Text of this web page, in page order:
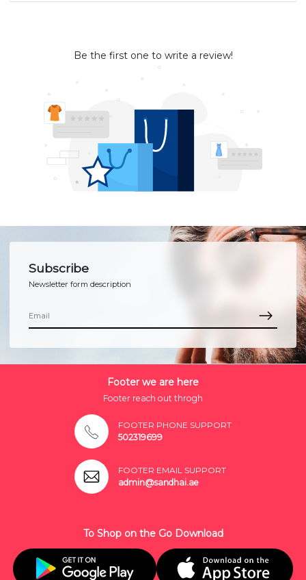
Be the first one to write a review!
Subscribe
Newsletter form description
Footer we are here
Footer reach out throgh
FOOTER PHONE SUPPORT
502319699
FOOTER EMAIL SUPPORT
admin@sandhai.ae
To Shop on the Go Download